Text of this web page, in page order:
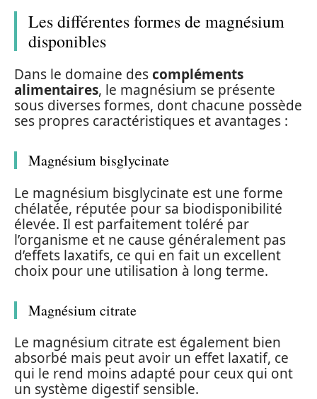
Les différentes formes de magnésium
disponibles
Dans le domaine descompléments
alimentaires, le magnésium se présente
sous diverses formes, dont chacune possède
ses propres caractéristiques et avantages :
Magnésium bisglycinate
Le magnésium bisglycinate est une forme
chélatée, réputée pour sa biodisponibilité
élevée. Il est parfaitement toléré par
l’organisme et ne cause généralement pas
d’effets laxatifs, ce qui en fait un excellent
choix pour une utilisation à long terme.
Magnésium citrate
Le magnésium citrate est également bien
absorbé mais peut avoir un effet laxatif, ce
qui le rend moins adapté pour ceux qui ont
un système digestif sensible.